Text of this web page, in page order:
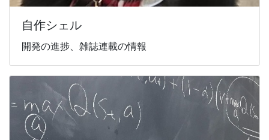
自作シェル
開発の進捗、雑誌連載の情報